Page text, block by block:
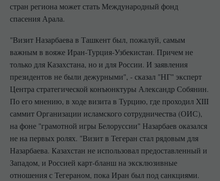
стран региона может стать Международный фонд
спасения Арала.
"Визит Назарбаева в Ташкент был, пожалуй, самым
важным в вояже Иран-Турция-Узбекистан. Причем не
только для Казахстана, но и для России. И заявления
президентов не были дежурными", - сказал "НГ" эксперт
Центра стратегической конъюнктуры Александр Собянин.
По его мнению, в ходе визита в Турцию, где проходил XIII
саммит Организации исламского сотрудничества (ОИС),
на фоне "грамотной игры Белоруссии" Назарбаев оказался
не на первых ролях. "Визит в Тегеран стал рядовым для
Назарбаева. Казахстан не использовал предоставленный и
Западом, и Россией карт-бланш на эксклюзивные
отношения с Тегераном, пока Иран был под санкциями.